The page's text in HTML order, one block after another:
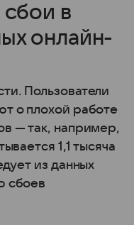
сбои в
онлайн-
Пользователи
о плохой работе
— так, например,
1,1 тысяча
из данных
сбоев